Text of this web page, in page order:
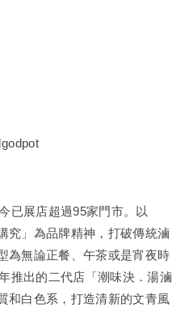
已展店超過95家門市。以
究」為品牌精神，打破傳統滷
為無論正餐、午茶或是宵夜時
推出的二代店「潮味決．湯滷
和白色系，打造清新的文青風